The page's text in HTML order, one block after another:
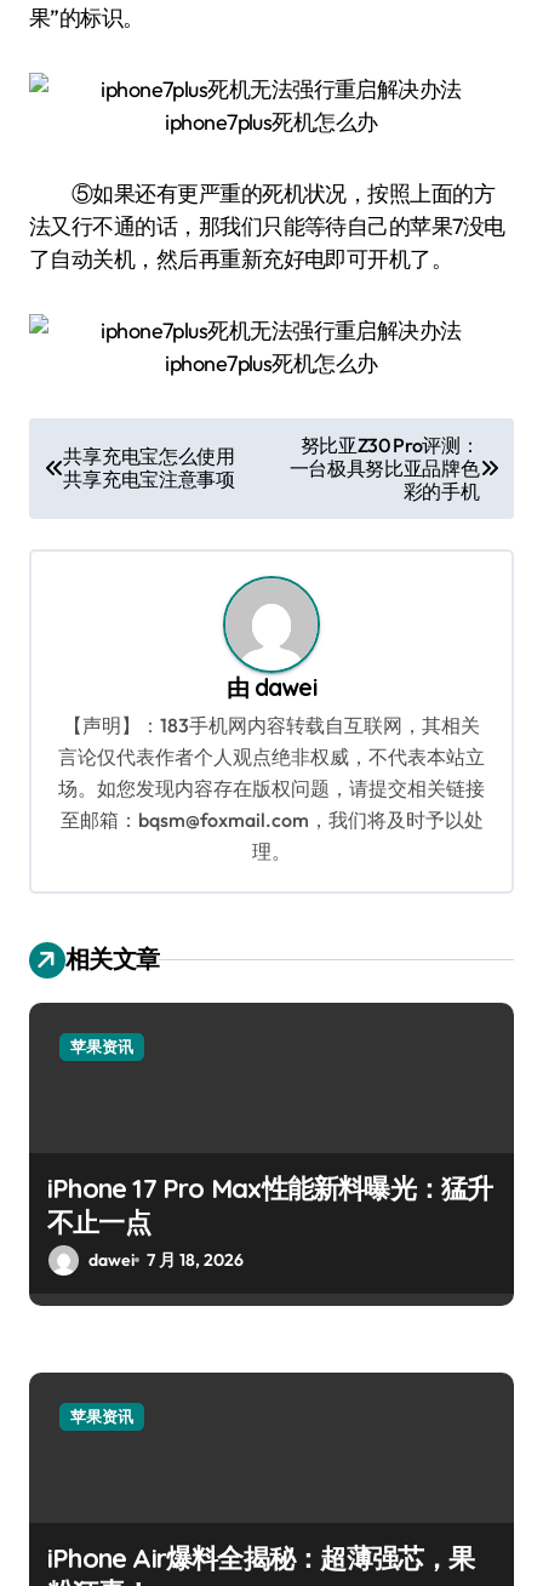
果”的标识。
⑤如果还有更严重的死机状况，按照上面的方
法又行不通的话，那我们只能等待自己的苹果7没电
了自动关机，然后再重新充好电即可开机了。
章
导
航
共享充电宝怎么使用
共享充电宝注意事项
努比亚Z30 Pro评测：
一台极具努比亚品牌色
彩的手机
由 dawei
【声明】：183手机网内容转载自互联网，其相关
言论仅代表作者个人观点绝非权威，不代表本站立
场。如您发现内容存在版权问题，请提交相关链接
至邮箱：bqsm@foxmail.com，我们将及时予以处
理。
相关文章
苹果资讯
iPhone 17 Pro Max性能新料曝光：猛升
不止一点
dawei 7 月 18, 2026
苹果资讯
iPhone Air爆料全揭秘：超薄强芯，果